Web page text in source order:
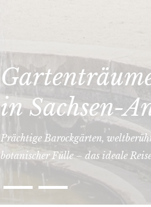
in Sachsen-
Prächtige Barockgärten,
botanischer Fülle – das ideale